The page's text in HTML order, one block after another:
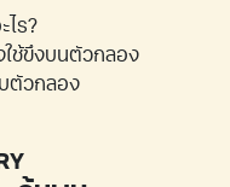
ไร?
ใช้ขึงบนตัวกลอง
ตัวกลอง